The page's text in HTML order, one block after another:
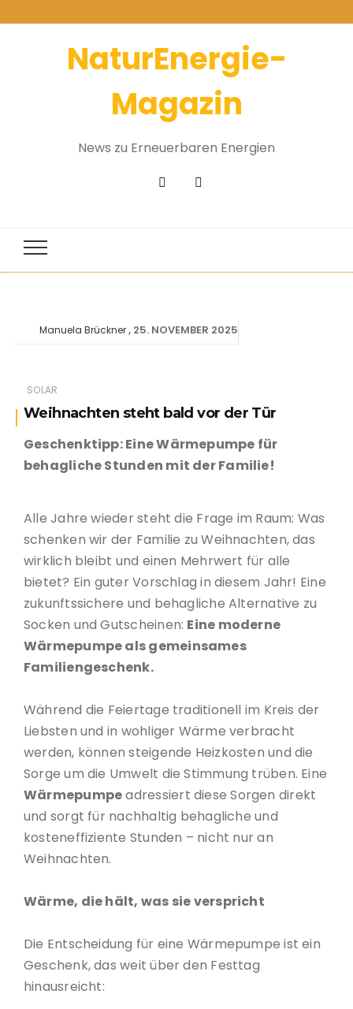
NaturEnergie-
Magazin
News zu Erneuerbaren Energien
SOLAR
Weihnachten steht bald vor der Tür
Manuela Brückner 25. NOVEMBER 2025
Geschenktipp: Eine Wärmepumpe für
behagliche Stunden mit der Familie!
Alle Jahre wieder steht die Frage im Raum: Was
schenken wir der Familie zu Weihnachten, das
wirklich bleibt und einen Mehrwert für alle
bietet? Ein guter Vorschlag in diesem Jahr! Eine
zukunftssichere und behagliche Alternative zu
Socken und Gutscheinen: Eine moderne
Wärmepumpe als gemeinsames
Familiengeschenk.
Während die Feiertage traditionell im Kreis der
Liebsten und in wohliger Wärme verbracht
werden, können steigende Heizkosten und die
Sorge um die Umwelt die Stimmung trüben. Eine
Wärmepumpeadressiert diese Sorgen direkt
und sorgt für nachhaltig behagliche und
kosteneffiziente Stunden – nicht nur an
Weihnachten.
Wärme, die hält, was sie verspricht
Die Entscheidung für eine Wärmepumpe ist ein
Geschenk, das weit über den Festtag
hinausreicht: